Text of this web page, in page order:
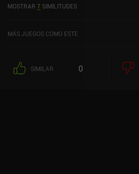
en la App Store de iOS.
MOSTRAR 7 SIMILITUDES
MÁS JUEGOS COMO ESTE
SIMILAR 0